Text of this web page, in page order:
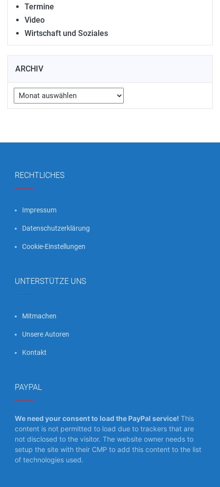
Termine
Video
Wirtschaft und Soziales
ARCHIV
Archiv
RECHTLICHES
Impressum
Datenschutzerklärung
Cookie-Einstellungen
UNTERSTÜTZE UNS
Mitmachen
Unsere Autoren
Kontakt
PAYPAL
We need your consent to load the PayPal service! This
content is not permitted to load due to trackers that are
not disclosed to the visitor. The website owner needs to
setup the site with their CMP to add this content to the list
of technologies used.